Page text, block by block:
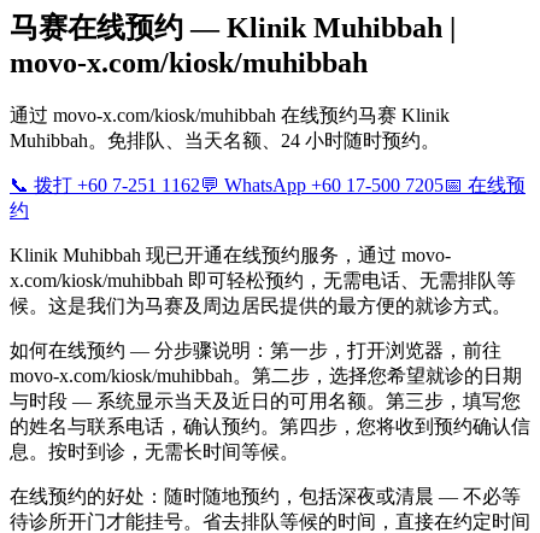
马赛在线预约 — Klinik Muhibbah |
movo-x.com/kiosk/muhibbah
通过 movo-x.com/kiosk/muhibbah 在线预约马赛 Klinik
Muhibbah。免排队、当天名额、24 小时随时预约。
📞 拨打 +60 7-251 1162💬 WhatsApp +60 17-500 7205📅 在线预
约
Klinik Muhibbah 现已开通在线预约服务，通过 movo-
x.com/kiosk/muhibbah 即可轻松预约，无需电话、无需排队等
候。这是我们为马赛及周边居民提供的最方便的就诊方式。
如何在线预约 — 分步骤说明：第一步，打开浏览器，前往
movo-x.com/kiosk/muhibbah。第二步，选择您希望就诊的日期
与时段 — 系统显示当天及近日的可用名额。第三步，填写您
的姓名与联系电话，确认预约。第四步，您将收到预约确认信
息。按时到诊，无需长时间等候。
在线预约的好处：随时随地预约，包括深夜或清晨 — 不必等
待诊所开门才能挂号。省去排队等候的时间，直接在约定时间